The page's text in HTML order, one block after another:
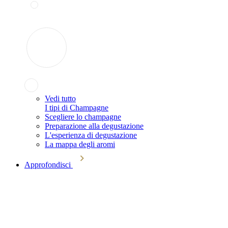
Vedi tutto
I tipi di Champagne
Scegliere lo champagne
Preparazione alla degustazione
L'esperienza di degustazione
La mappa degli aromi
Approfondisci